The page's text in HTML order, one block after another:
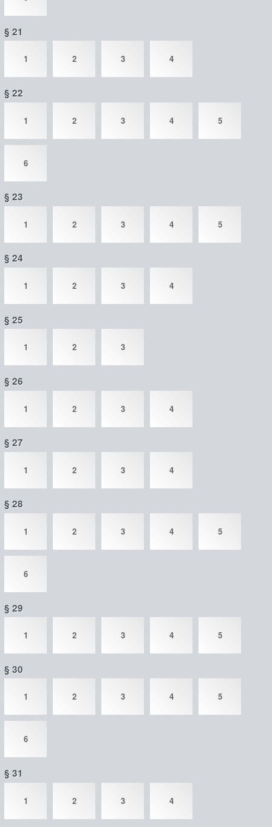
§ 21
1 2 3 4
§ 22
1 2 3 4 5
6
§ 23
1 2 3 4 5
§ 24
1 2 3 4
§ 25
1 2 3
§ 26
1 2 3 4
§ 27
1 2 3 4
§ 28
1 2 3 4 5
6
§ 29
1 2 3 4 5
§ 30
1 2 3 4 5
6
§ 31
1 2 3 4